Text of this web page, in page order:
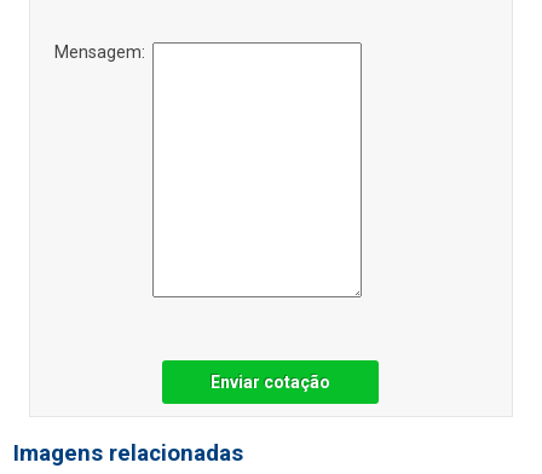
Mensagem:
Enviar cotação
Imagens relacionadas